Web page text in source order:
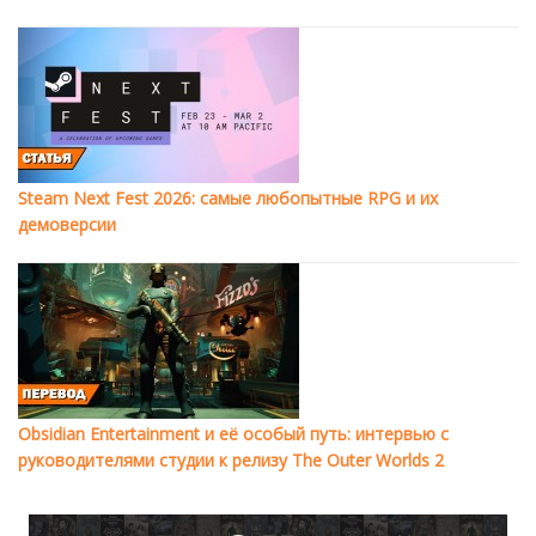
Steam Next Fest 2026: самые любопытные RPG и их
демоверсии
Obsidian Entertainment и её особый путь: интервью с
руководителями студии к релизу The Outer Worlds 2